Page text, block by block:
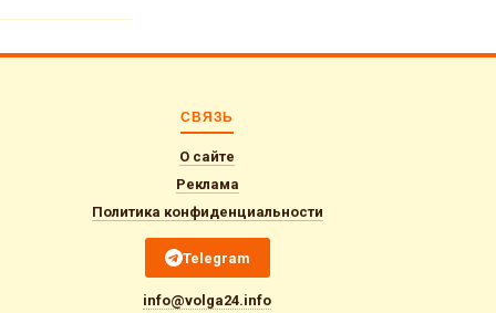
СВЯЗЬ
О сайте
Реклама
Политика конфиденциальности
Telegram
info@volga24.info